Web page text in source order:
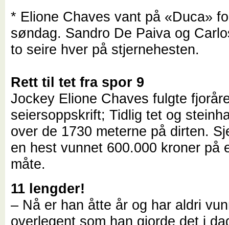
* Elione Chaves vant på «Duca»
søndag. Sandro De Paiva og
to seire hver på stjernehesten.
Rett til tet fra spor 9
Jockey Elione Chaves fulgte
seiersoppskrift; Tidlig tet og
over de 1730 meterne på dirten.
en hest vunnet 600.000 kroner på
måte.
11 lengder!
– Nå er han åtte år og har aldri
overlegent som han gjorde det i